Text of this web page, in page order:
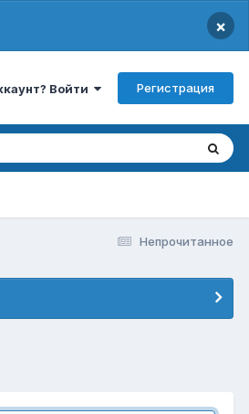
×
Войти Регистрация
Непрочитанное